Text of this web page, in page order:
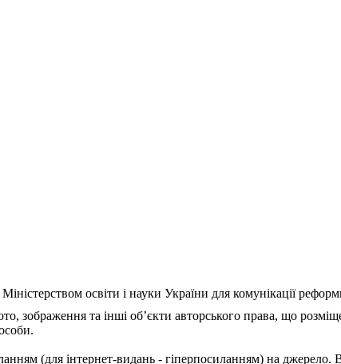
Міністерством освіти і науки України для комунікації
зображення та інші об’єкти авторського права, що
(для інтернет-видань - гіперпосиланням) на